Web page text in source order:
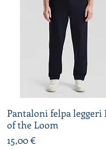
Vista rapida
Pantaloni felpa leggeri
of the Loom
Prezzo
15,00 €